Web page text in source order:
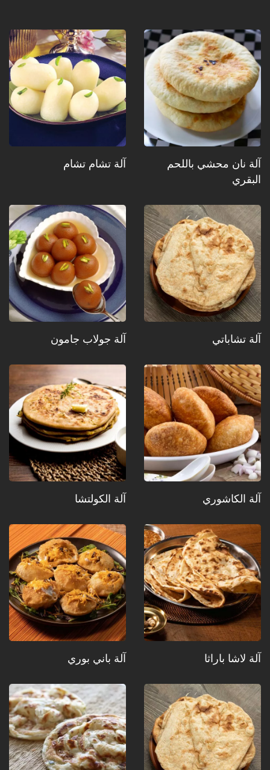
آلة نان محشي باللحم
البقري
آلة تشام تشام
آلة تشاباتي آلة جولاب جامون
آلة الكاشوري آلة الكولتشا
آلة لاشا باراثا آلة باني بوري